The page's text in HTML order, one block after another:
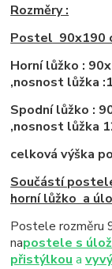
Rozměry :
Postel 90x190
Horní lůžko :
,nosnost lůžka
Spodní lůžko :
,nosnost lůžka
celková výška
Součástí
horní lůžko a
Postele rozměru
napostele s
přistýlkou a